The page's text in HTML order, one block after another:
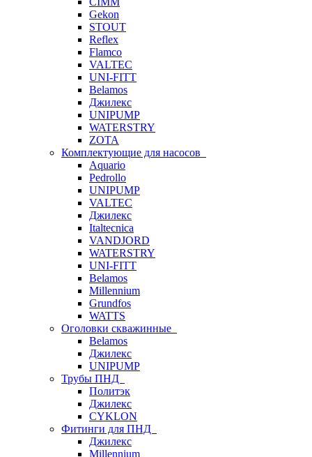
Gekon
STOUT
Reflex
Flamco
VALTEC
UNI-FITT
Belamos
Джилекс
UNIPUMP
WATERSTRY
ZOTA
Комплектующие для насосов
Aquario
Pedrollo
UNIPUMP
VALTEC
Джилекс
Italtecnica
VANDJORD
WATERSTRY
UNI-FITT
Belamos
Millennium
Grundfos
WATTS
Оголовки скважинные
Belamos
Джилекс
UNIPUMP
Трубы ПНД
Политэк
Джилекс
CYKLON
Фитинги для ПНД
Джилекс
Millennium